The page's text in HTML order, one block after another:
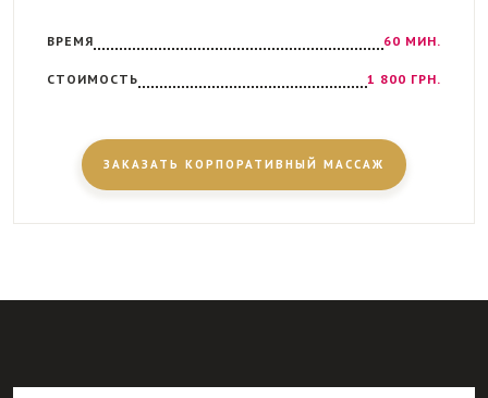
ВРЕМЯ 60 МИН.
СТОИМОСТЬ 1 800 ГРН.
ЗАКАЗАТЬ КОРПОРАТИВНЫЙ МАССАЖ